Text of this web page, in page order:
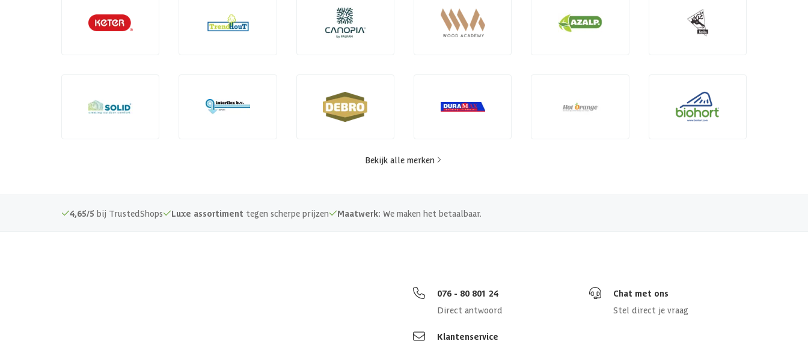
Bekijk alle merken
4,65/5 bij TrustedShops Luxe assortiment tegen scherpe prijzen Maatwerk: We maken het betaalbaar.
076 - 80 801 24
Direct antwoord
Chat met ons
Stel direct je vraag
Klantenservice